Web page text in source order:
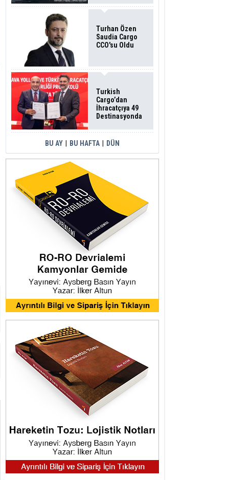
Durumu Ağır
Turhan Özen
Saudia Cargo
CCO'su Oldu
Turkish
Cargo’dan
İhracatçıya 49
Destinasyonda
BU AY BU HAFTA DÜN